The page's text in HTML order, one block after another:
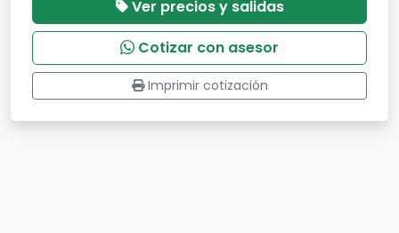
Ver precios y salidas
Cotizar con asesor
Imprimir cotización